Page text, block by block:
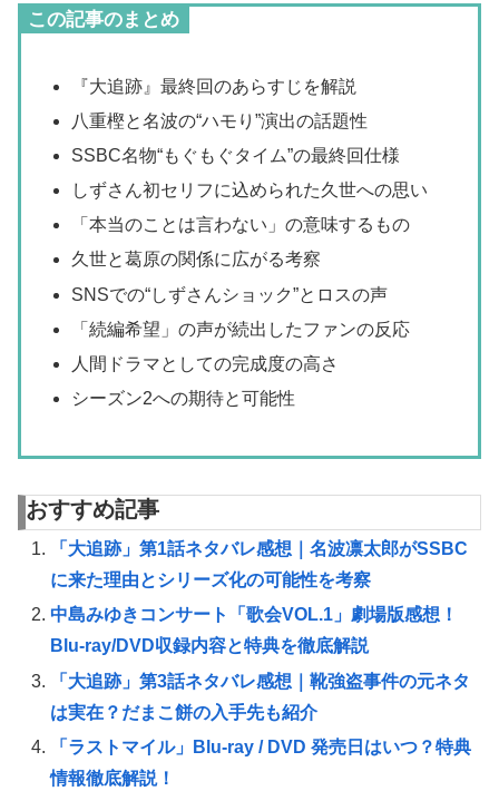
この記事のまとめ
『大追跡』最終回のあらすじを解説
八重樫と名波の“ハモり”演出の話題性
SSBC名物“もぐもぐタイム”の最終回仕様
しずさん初セリフに込められた久世への思い
「本当のことは言わない」の意味するもの
久世と葛原の関係に広がる考察
SNSでの“しずさんショック”とロスの声
「続編希望」の声が続出したファンの反応
人間ドラマとしての完成度の高さ
シーズン2への期待と可能性
おすすめ記事
「大追跡」第1話ネタバレ感想｜名波凛太郎がSSBC
に来た理由とシリーズ化の可能性を考察
中島みゆきコンサート「歌会VOL.1」劇場版感想！
Blu-ray/DVD収録内容と特典を徹底解説
「大追跡」第3話ネタバレ感想｜靴強盗事件の元ネタ
は実在？だまこ餅の入手先も紹介
「ラストマイル」Blu-ray / DVD 発売日はいつ？特典
情報徹底解説！